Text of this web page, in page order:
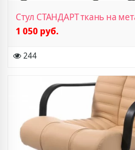
Стул СТАНДАРТ ткань на
1 050 руб.
244